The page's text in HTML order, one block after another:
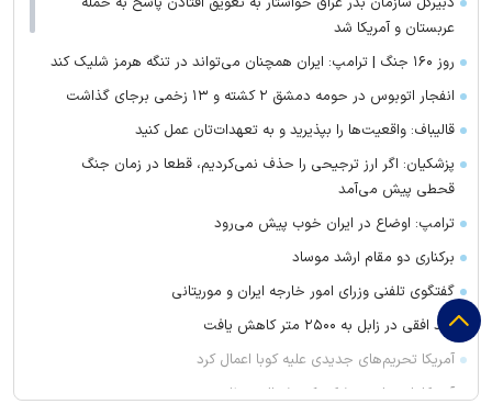
عربستان و آمریکا شد
روز ۱۶۰ جنگ | ترامپ: ایران همچنان می‌تواند در تنگه هرمز شلیک کند
انفجار اتوبوس در حومه دمشق ۲ کشته و ۱۳ زخمی برجای گذاشت
قالیباف: واقعیت‌ها را بپذیرید و به تعهدات‌تان عمل کنید
پزشکیان: اگر ارز ترجیحی را حذف نمی‌کردیم، قطعا در زمان جنگ
قحطی پیش می‌آمد
ترامپ: اوضاع در ایران خوب پیش می‌رود
برکناری دو مقام ارشد موساد
گفتگوی تلفنی وزرای امور خارجه ایران و موریتانی
دید افقی در زابل به ۲۵۰۰ متر کاهش یافت
آمریکا تحریم‌های جدیدی علیه کوبا اعمال کرد
آمریکا: از پرتاب موشکی کره شمالی مطلع هستیم